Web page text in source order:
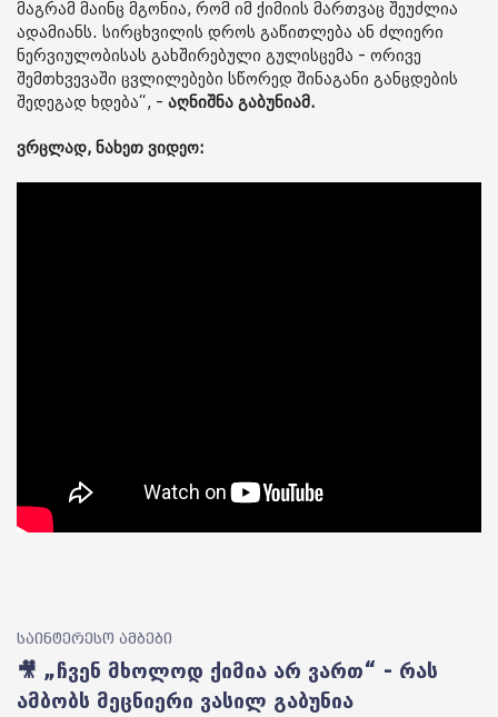
მაგრამ მაინც მგონია, რომ იმ ქიმიის მართვაც შეუძლია
ადამიანს. სირცხვილის დროს გაწითლება ან ძლიერი
ნერვიულობისას გახშირებული გულისცემა - ორივე
შემთხვევაში ცვლილებები სწორედ შინაგანი განცდების
შედეგად ხდება“, - აღნიშნა გაბუნიამ.
ვრცლად, ნახეთ ვიდეო:
საინტერესო ამბები
🎥 „ჩვენ მხოლოდ ქიმია არ ვართ“ - რას
ამბობს მეცნიერი ვასილ გაბუნია